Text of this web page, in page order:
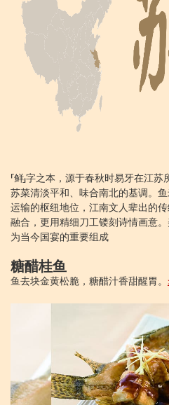
「鲜」字之本，源于春秋时易牙在江苏
苏菜清淡平和、味合南北的基调。
运输的枢纽地位，江南文人辈出的
融合，更用精细刀工镂刻诗情画意
为当今国宴的重要组成
糖醋桂鱼
鱼去块金黄松脆，糖醋汁香甜醒胃。